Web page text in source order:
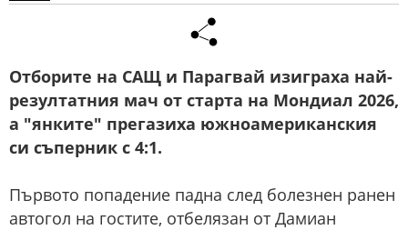
Отборите на САЩ и Парагвай изиграха най-
резултатния мач от старта на Мондиал 2026,
а "янките" прегазиха южноамериканския
си съперник с 4:1.
Първото попадение падна след болезнен ранен
автогол на гостите, отбелязан от Дамиан